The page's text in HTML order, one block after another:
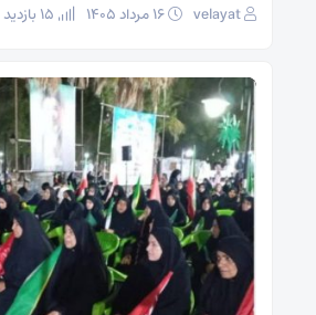
velayat